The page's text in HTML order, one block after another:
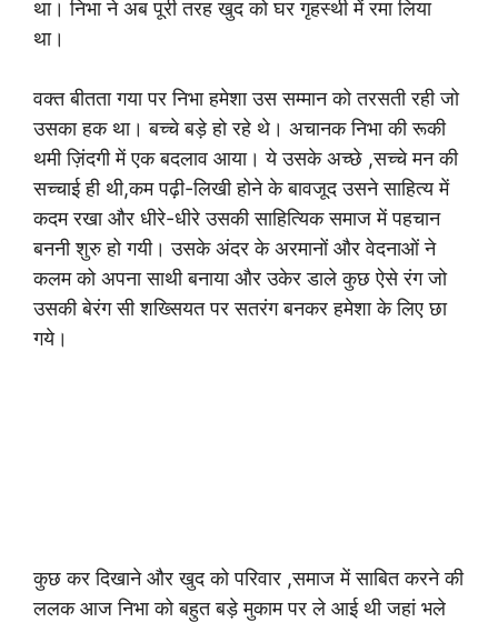
था। निभा ने अब पूरी तरह खुद को घर गृहस्थी में रमा लिया
था।
वक्त बीतता गया पर निभा हमेशा उस सम्मान को तरसती रही जो
उसका हक था। बच्चे बड़े हो रहे थे। अचानक निभा की रूकी
थमी ज़िंदगी में एक बदलाव आया। ये उसके अच्छे ,सच्चे मन की
सच्चाई ही थी,कम पढ़ी-लिखी होने के बावजूद उसने साहित्य में
कदम रखा और धीरे-धीरे उसकी साहित्यिक समाज में पहचान
बननी शुरु हो गयी। उसके अंदर के अरमानों और वेदनाओं ने
कलम को अपना साथी बनाया और उकेर डाले कुछ ऐसे रंग जो
उसकी बेरंग सी शख्सियत पर सतरंग बनकर हमेशा के लिए छा
गये।
कुछ कर दिखाने और खुद को परिवार ,समाज में साबित करने की
ललक आज निभा को बहुत बड़े मुकाम पर ले आई थी जहां भले